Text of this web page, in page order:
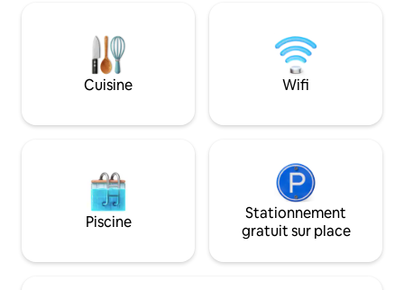
dispose d'un canapé convertible pour les
voyageurs supplémentaires. Détendez-
vous dans la salle de bain extérieure et
profitez de la simplicité de vivre hors
maison. Les toilettes sont séparées.
couper le souffle
vallonnées et le
Cuisine Wifi
Piscine
Stationnement
gratuit sur place